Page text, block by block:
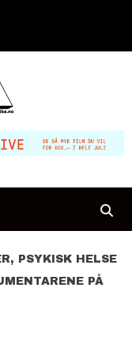
PSYKISK HELSE
PÅ